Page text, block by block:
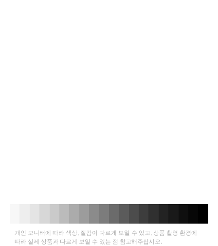
개인 모니터에 따라 색상, 질감이 다르게 보일 수 있고, 상품 촬영 환경에
따라 실제 상품과 다르게 보일 수 있는 점 참고해주십시오.